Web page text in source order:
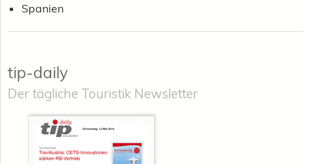
Spanien
tip-daily
Der tägliche Touristik Newsletter